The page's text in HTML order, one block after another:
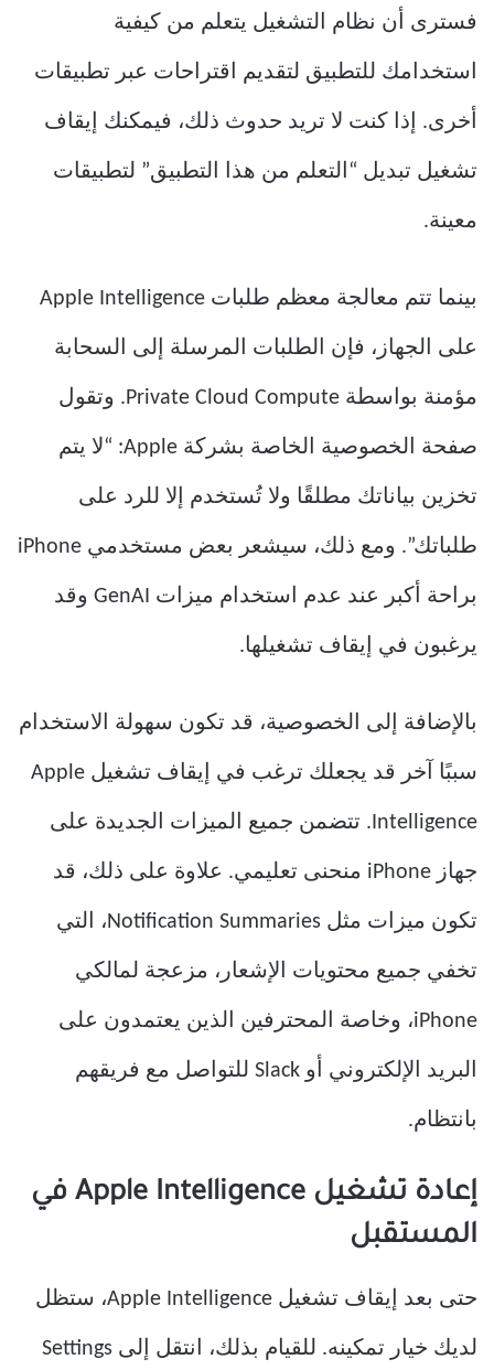
فسترى أن نظام التشغيل يتعلم من كيفية
استخدامك للتطبيق لتقديم اقتراحات عبر تطبيقات
أخرى. إذا كنت لا تريد حدوث ذلك، فيمكنك إيقاف
تشغيل تبديل “التعلم من هذا التطبيق” لتطبيقات
معينة.
بينما تتم معالجة معظم طلبات Apple Intelligence
على الجهاز، فإن الطلبات المرسلة إلى السحابة
مؤمنة بواسطة Private Cloud Compute. وتقول
صفحة الخصوصية الخاصة بشركة Apple: “لا يتم
تخزين بياناتك مطلقًا ولا تُستخدم إلا للرد على
طلباتك”. ومع ذلك، سيشعر بعض مستخدمي iPhone
براحة أكبر عند عدم استخدام ميزات GenAI وقد
يرغبون في إيقاف تشغيلها.
بالإضافة إلى الخصوصية، قد تكون سهولة الاستخدام
سببًا آخر قد يجعلك ترغب في إيقاف تشغيل Apple
Intelligence. تتضمن جميع الميزات الجديدة على
جهاز iPhone منحنى تعليمي. علاوة على ذلك، قد
تكون ميزات مثل Notification Summaries، التي
تخفي جميع محتويات الإشعار، مزعجة لمالكي
iPhone، وخاصة المحترفين الذين يعتمدون على
البريد الإلكتروني أو Slack للتواصل مع فريقهم
بانتظام.
إعادة تشغيل Apple Intelligence في
المستقبل
حتى بعد إيقاف تشغيل Apple Intelligence، ستظل
لديك خيار تمكينه. للقيام بذلك، انتقل إلى Settings